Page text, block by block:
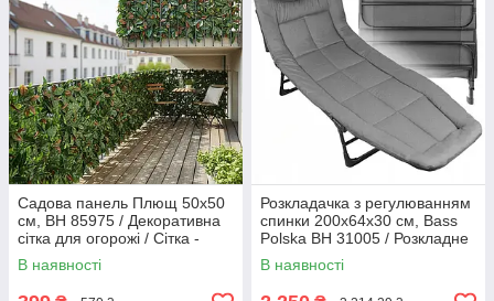
Садова панель Плющ 50х50
см, BH 85975 / Декоративна
сітка для огорожі / Сітка -
паркан
В наявності
Розкладачка з регулюванням
спинки 200х64х30 см, Bass
Polska BH 31005 / Розкладне
ліжко туристичне / Ліжко
розкладне
В наявності